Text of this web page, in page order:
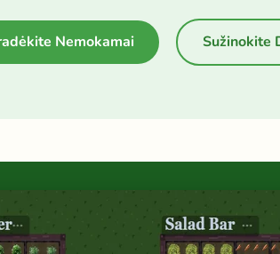
Nemokamai Sužinokite